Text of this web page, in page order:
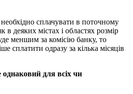
сплачувати в поточному
в деяких містах і областях розмір
меншим за комісію банку, то
сплатити одразу за кілька місяців
для всіх чи